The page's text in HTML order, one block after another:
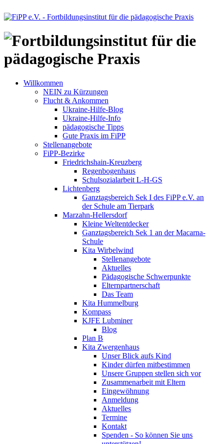
Willkommen
NEIN zu Kürzungen
Flucht & Ankommen
Ukraine-Hilfe-Blog
Ukraine-Hilfe-Info
pädagogische Tipps
Gute Praxis im FiPP
Stellenangebote
FiPP-Bezirke
Friedrichshain-Kreuzberg
Regenbogenhaus
Schulsozialarbeit L-H-GS
Lichtenberg
Ganztagsbereich Sek I des FiPP e.V. an
der Schule am Tierpark
Marzahn-Hellersdorf
Kleine Weltentdecker
Ganztagsbereich Sek 1 an der Macarna-
Schule
Kita Wirbelwind
Stellenangebote
Aktuelles
Pädagogische Schwerpunkte
Elternpartnerschaft
Das Team
Kita Hummelburg
Kompass
KJFE Lubminer
Blog
Plan B
Kita Zwergenhaus
Unser Blick aufs Kind
Kinder dürfen mitbestimmen
Unsere Gruppen stellen sich vor
Zusammenarbeit mit Eltern
Eingewöhnung
Anmeldung
Aktuelles
Termine
Kontakt
Spenden - So können Sie uns